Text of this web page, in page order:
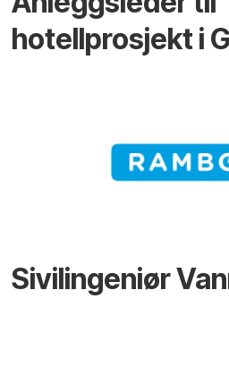
hotellprosjekt i
Sivilingeniør